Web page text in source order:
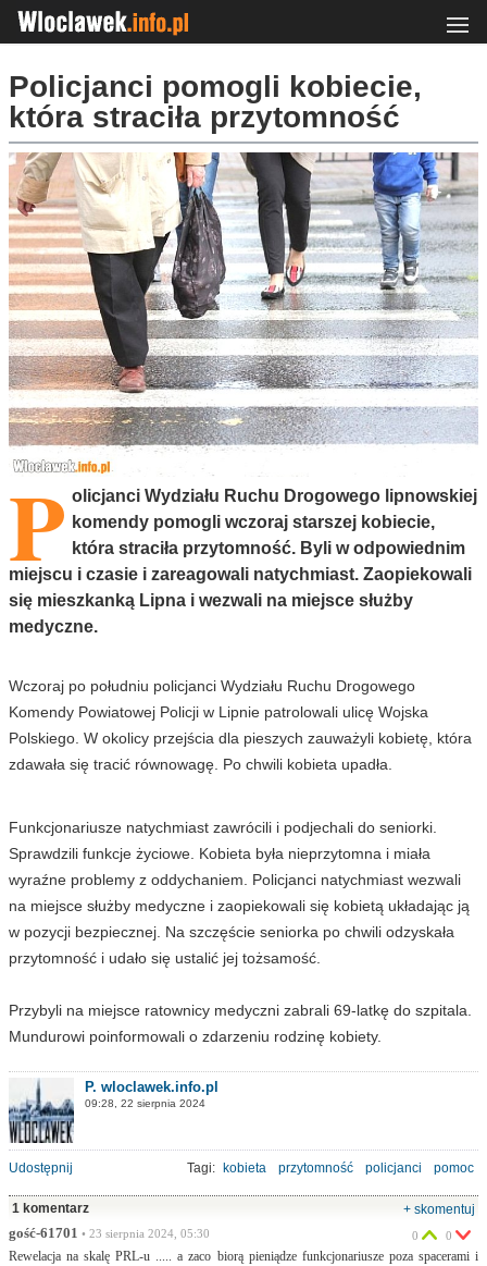
Policjanci pomogli kobiecie,
która straciła przytomność
P olicjanci Wydziału Ruchu Drogowego lipnowskiej
komendy pomogli wczoraj starszej kobiecie,
która straciła przytomność. Byli w odpowiednim
miejscu i czasie i zareagowali natychmiast. Zaopiekowali
się mieszkanką Lipna i wezwali na miejsce służby
medyczne.
Wczoraj po południu policjanci Wydziału Ruchu Drogowego
Komendy Powiatowej Policji w Lipnie patrolowali ulicę Wojska
Polskiego. W okolicy przejścia dla pieszych zauważyli kobietę, która
zdawała się tracić równowagę. Po chwili kobieta upadła.
Funkcjonariusze natychmiast zawrócili i podjechali do seniorki.
Sprawdzili funkcje życiowe. Kobieta była nieprzytomna i miała
wyraźne problemy z oddychaniem. Policjanci natychmiast wezwali
na miejsce służby medyczne i zaopiekowali się kobietą układając ją
w pozycji bezpiecznej. Na szczęście seniorka po chwili odzyskała
przytomność i udało się ustalić jej tożsamość.
Przybyli na miejsce ratownicy medyczni zabrali 69-latkę do szpitala.
Mundurowi poinformowali o zdarzeniu rodzinę kobiety.
P. wloclawek.info.pl
09:28, 22 sierpnia 2024
Udostępnij Tagi: kobieta przytomność policjanci pomoc
1 komentarz
+ skomentuj
gość-61701 • 23 sierpnia 2024, 05:30
Rewelacja na skalę PRL-u ..... a zaco biorą pieniądze funkcjonariusze poza spacerami i
0 0